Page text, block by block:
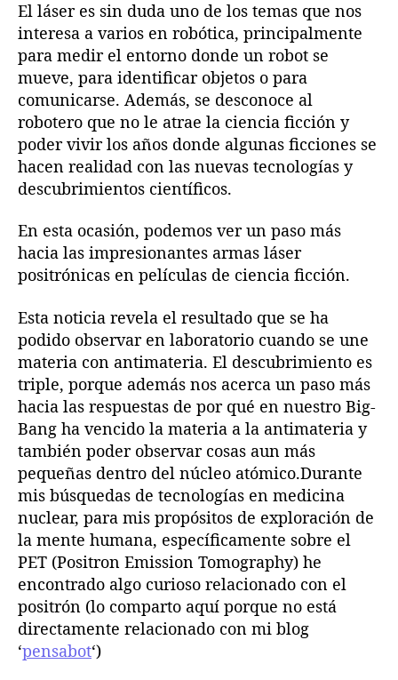
l
a
e
n
t
r
a
d
a
l
a
e
n
t
r
d
a
i
o
n
i
u
m
,
a
s
o
a
c
i
a
o
s
r
a
y
o
s
b
l
a
s
t
El láser es sin duda uno de los temas que nos
interesa a varios en robótica, principalmente
para medir el entorno donde un robot se
mueve, para identificar objetos o para
comunicarse. Además, se desconoce al
robotero que no le atrae la ciencia ficción y
poder vivir los años donde algunas ficciones se
hacen realidad con las nuevas tecnologías y
descubrimientos científicos.
En esta ocasión, podemos ver un paso más
hacia las impresionantes armas láser
positrónicas en películas de ciencia ficción.
Esta noticia revela el resultado que se ha
podido observar en laboratorio cuando se une
materia con antimateria. El descubrimiento es
triple, porque además nos acerca un paso más
hacia las respuestas de por qué en nuestro Big-
Bang ha vencido la materia a la antimateria y
también poder observar cosas aun más
pequeñas dentro del núcleo atómico.Durante
mis búsquedas de tecnologías en medicina
nuclear, para mis propósitos de exploración de
la mente humana, específicamente sobre el
PET (Positron Emission Tomography) he
encontrado algo curioso relacionado con el
positrón (lo comparto aquí porque no está
directamente relacionado con mi blog
‘pensabot‘)